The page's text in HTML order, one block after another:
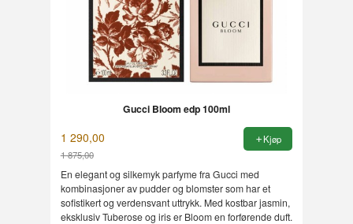
Gucci Bloom edp 100ml
1 290,00
1 875,00
Rabatt
Kjøp
En elegant og silkemyk parfyme fra Gucci med
kombinasjoner av pudder og blomster som har et
sofistikert og verdensvant uttrykk. Med kostbar jasmin,
eksklusiv Tuberose og iris er Bloom en forførende duft.